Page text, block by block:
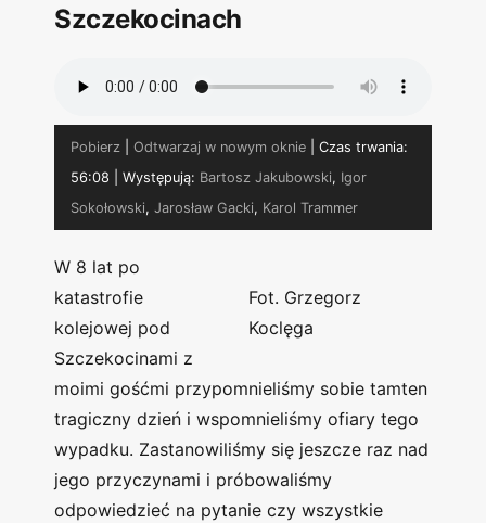
Szczekocinach
Pobierz |Odtwarzaj w nowym oknie |Czas trwania:
56:08 | Występują: Bartosz Jakubowski, Igor
Sokołowski,Jarosław Gacki, Karol Trammer
Fot. Grzegorz
Koclęga
W 8 lat po
katastrofie
kolejowej pod
Szczekocinami z
moimi gośćmi przypomnieliśmy sobie tamten
tragiczny dzień i wspomnieliśmy ofiary tego
wypadku. Zastanowiliśmy się jeszcze raz nad
jego przyczynami i próbowaliśmy
odpowiedzieć na pytanie czy wszystkie